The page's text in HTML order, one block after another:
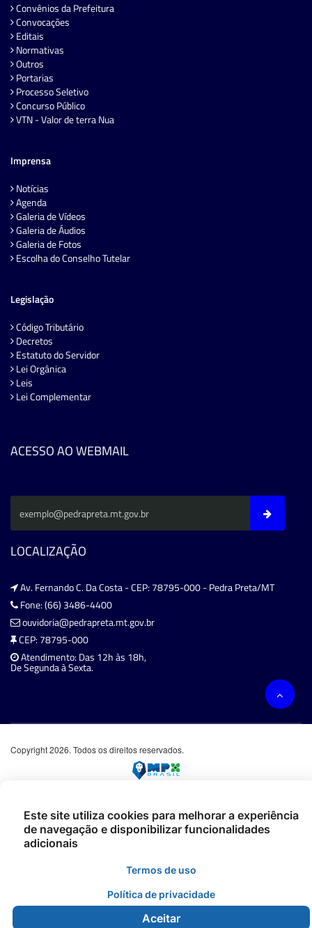
Convênios da Prefeitura
Convocações
Editais
Normativas
Outros
Portarias
Processo Seletivo
Concurso Público
VTN - Valor de terra Nua
Imprensa
Notícias
Agenda
Galeria de Vídeos
Galeria de Áudios
Galeria de Fotos
Escolha do Conselho Tutelar
Legislação
Código Tributário
Decretos
Estatuto do Servidor
Lei Orgânica
Leis
Lei Complementar
ACESSO AO WEBMAIL
LOCALIZAÇÃO
Av. Fernando C. Da Costa - CEP: 78795-000 - Pedra Preta/MT
Fone: (66) 3486-4400
ouvidoria@pedrapreta.mt.gov.br
CEP: 78795-000
Atendimento: Das 12h às 18h,
De Segunda à Sexta.
Copyright 2026. Todos os direitos reservados.
Este site utiliza cookies para melhorar a experiência
de navegação e disponibilizar funcionalidades
adicionais
Termos de uso
Política de privacidade
Aceitar